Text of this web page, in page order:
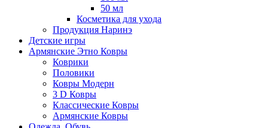
50 мл
Косметика для ухода
Продукция Наринэ
Детские игры
Армянские Этно Ковры
Коврики
Половики
Ковры Модерн
3 D Ковры
Классические Ковры
Армянские Ковры